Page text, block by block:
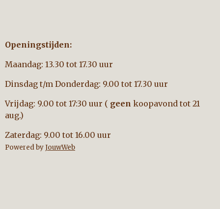
Openingstijden:
Maandag: 13.30 tot 17.30 uur
Dinsdag t/m Donderdag: 9.00 tot 17.30 uur
Vrijdag: 9.00 tot 17:30 uur ( geen koopavond tot 21
aug.)
Zaterdag: 9.00 tot 16.00 uur
Powered byJouwWeb